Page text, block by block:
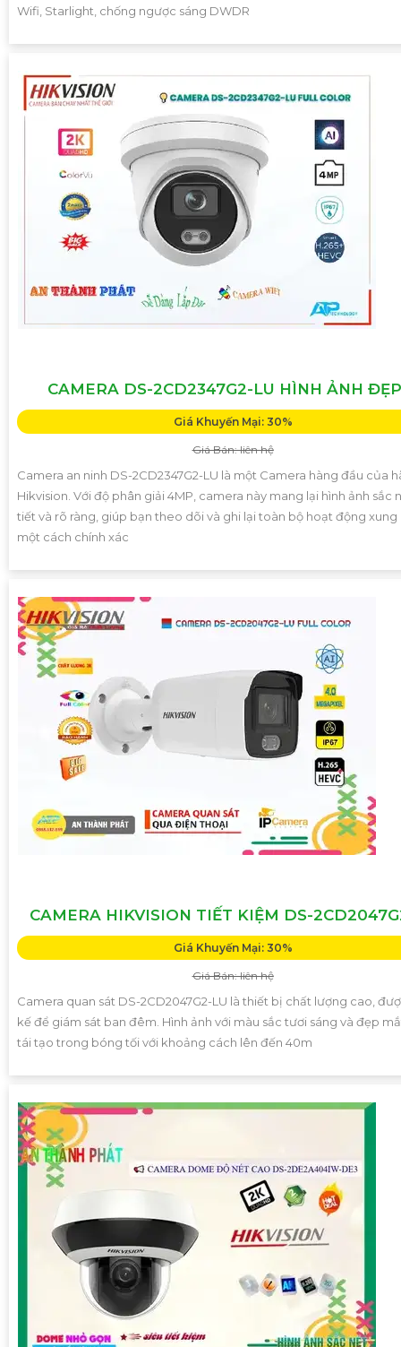
Wifi, Starlight, chống ngược sáng DWDR
CAMERA DS-2CD2347G2-LU HÌNH ẢNH
Giá Khuyến Mại: 30%
Giá Bán: liên hệ
Camera an ninh DS-2CD2347G2-LU là một Camera hàng đầu của
Hikvision. Với độ phân giải 4MP, camera này mang lại hình ảnh sắc
tiết và rõ ràng, giúp bạn theo dõi và ghi lại toàn bộ hoạt động xung
một cách chính xác
CAMERA HIKVISION TIẾT KIỆM DS-
Giá Khuyến Mại: 30%
Giá Bán: liên hệ
Camera quan sát DS-2CD2047G2-LU là thiết bị chất lượng cao,
kế để giám sát ban đêm. Hình ảnh với màu sắc tươi sáng và đẹp
tái tạo trong bóng tối với khoảng cách lên đến 40m